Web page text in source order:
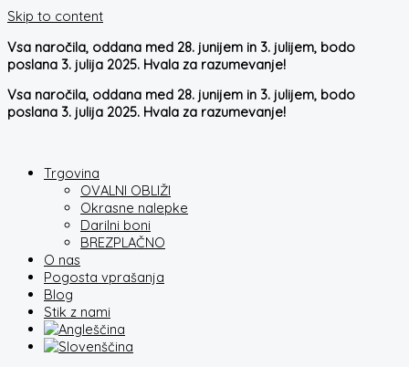
Skip to content
Vsa naročila, oddana med 28. junijem in 3. julijem, bodo
poslana 3. julija 2025. Hvala za razumevanje!
Vsa naročila, oddana med 28. junijem in 3. julijem, bodo
poslana 3. julija 2025. Hvala za razumevanje!
Trgovina
OVALNI OBLIŽI
Okrasne nalepke
Darilni boni
BREZPLAČNO
O nas
Pogosta vprašanja
Blog
Stik z nami